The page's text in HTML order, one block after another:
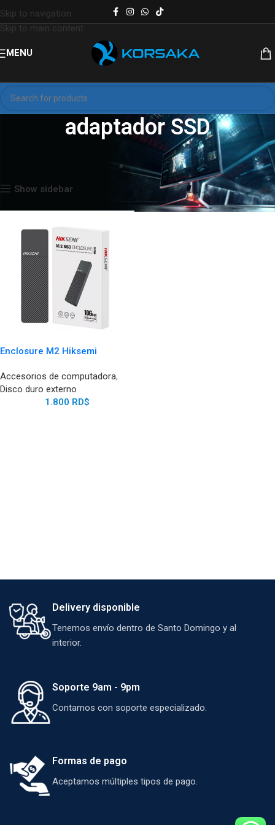
Skip to navigation
Skip to main content
MENU
adaptador SSD
Productos etiquetados “adaptador SSD”
Show sidebar
Enclosure M2 Hiksemi
Accesorios de computadora,
Disco duro externo
1.800 RD$
Delivery disponible
Tenemos envío dentro de Santo Domingo y al
interior.
Soporte 9am - 9pm
Contamos con soporte especializado.
Formas de pago
Aceptamos múltiples tipos de pago.